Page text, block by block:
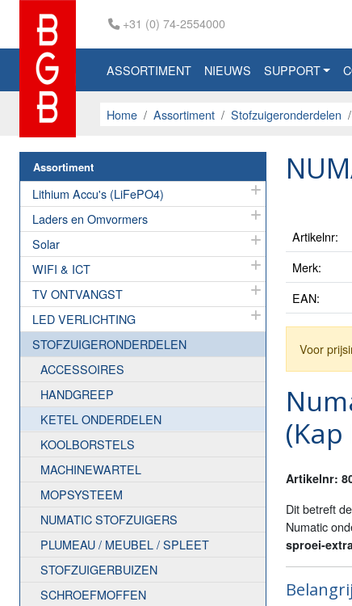
+31 (0) 74-2554000
ASSORTIMENT NIEUWS SUPPORT
Home Assortiment Stofzuigeronderdelen
Assortiment
Lithium Accu's (LiFePO4)
Laders en Omvormers
Solar
WIFI & ICT
TV ONTVANGST
LED VERLICHTING
STOFZUIGERONDERDELEN
ACCESSOIRES
HANDGREEP
KETEL ONDERDELEN
KOOLBORSTELS
MACHINEWARTEL
MOPSYSTEEM
NUMATIC STOFZUIGERS
PLUMEAU / MEUBEL / SPLEET
STOFZUIGERBUIZEN
SCHROEFMOFFEN
Artikelnr:
Merk:
EAN:
Voor
Artikelnr:
Dit betreft de
Numatic
sproei-